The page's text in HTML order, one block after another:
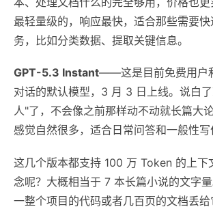
最轻量级的，响应最快，适合那些需要
务，比如分类数据、提取关键信息。
GPT-5.3 Instant——这是目前免费用户
对话的默认模型，3 月 3 日上线。说白
人"了，不会像之前那样动不动就长篇大
感觉自然很多，适合日常问答和一般性写
这几个版本都支持 100 万 Token 的上下
念呢？大概相当于 7 本长篇小说的文字
一整个项目的代码或者几百页的文档丢